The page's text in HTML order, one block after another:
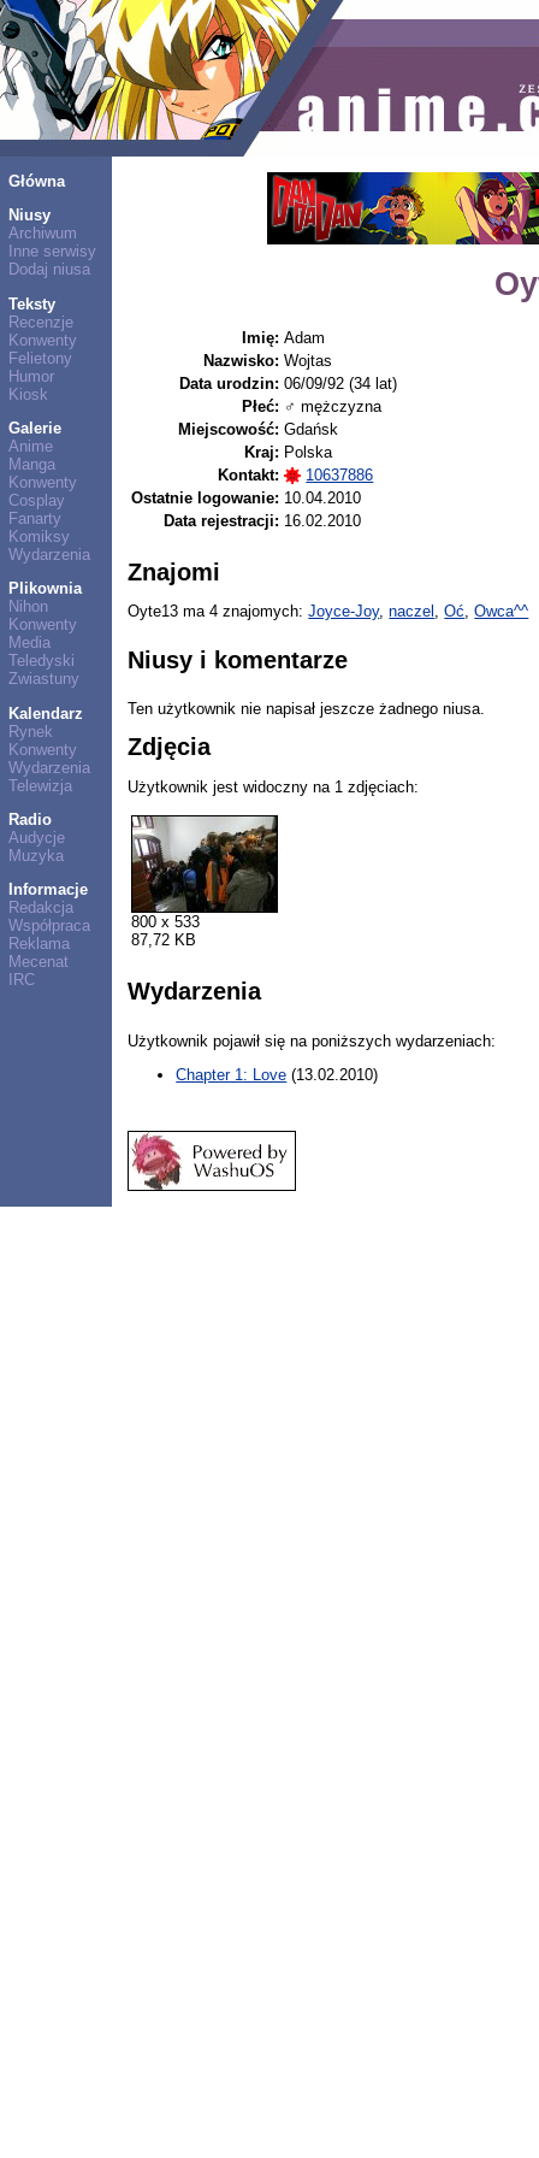
Główna
Niusy
Archiwum
Inne serwisy
Dodaj niusa
Teksty
Recenzje
Konwenty
Felietony
Humor
Kiosk
Galerie
Anime
Manga
Konwenty
Cosplay
Fanarty
Komiksy
Wydarzenia
Plikownia
Nihon
Konwenty
Media
Teledyski
Zwiastuny
Kalendarz
Rynek
Konwenty
Wydarzenia
Telewizja
Radio
Audycje
Muzyka
Informacje
Redakcja
Współpraca
Reklama
Mecenat
IRC
Imię: Adam
Nazwisko: Wojtas
Data urodzin: 06/09/92 (34 lat)
Płeć: ♂ mężczyzna
Miejscowość: Gdańsk
Kraj: Polska
Kontakt:
10637886
Ostatnie logowanie: 10.04.2010
Data rejestracji: 16.02.2010
Znajomi
Oyte13 ma 4 znajomych:Joyce-Joy,naczel ,Oć,Owca^^
Niusy i komentarze
Ten użytkownik nie napisał jeszcze żadnego niusa.
Zdjęcia
Użytkownik jest widoczny na 1 zdjęciach:
800 x 533
87,72 KB
Wydarzenia
Użytkownik pojawił się na poniższych wydarzeniach:
Chapter 1: Love (13.02.2010)